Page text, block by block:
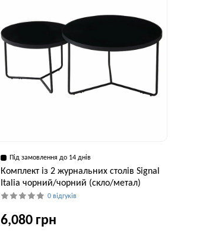
Під замовлення до 14 днів
Комплект із 2 журнальних столів Signal
Italia чорний/чорний (скло/метал)
0 відгуків
6,080 грн